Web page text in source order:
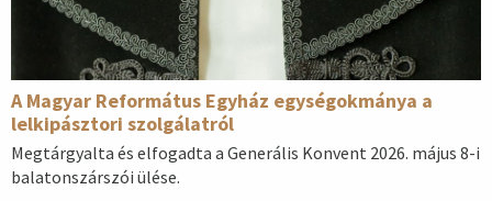
A Magyar Református Egyház egységokmánya a
lelkipásztori szolgálatról
Megtárgyalta és elfogadta a Generális Konvent 2026. május 8-i
balatonszárszói ülése.